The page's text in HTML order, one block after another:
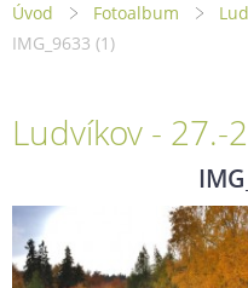
Úvod Fotoalbum
IMG_9633 (1)
Ludvíkov - 27.-